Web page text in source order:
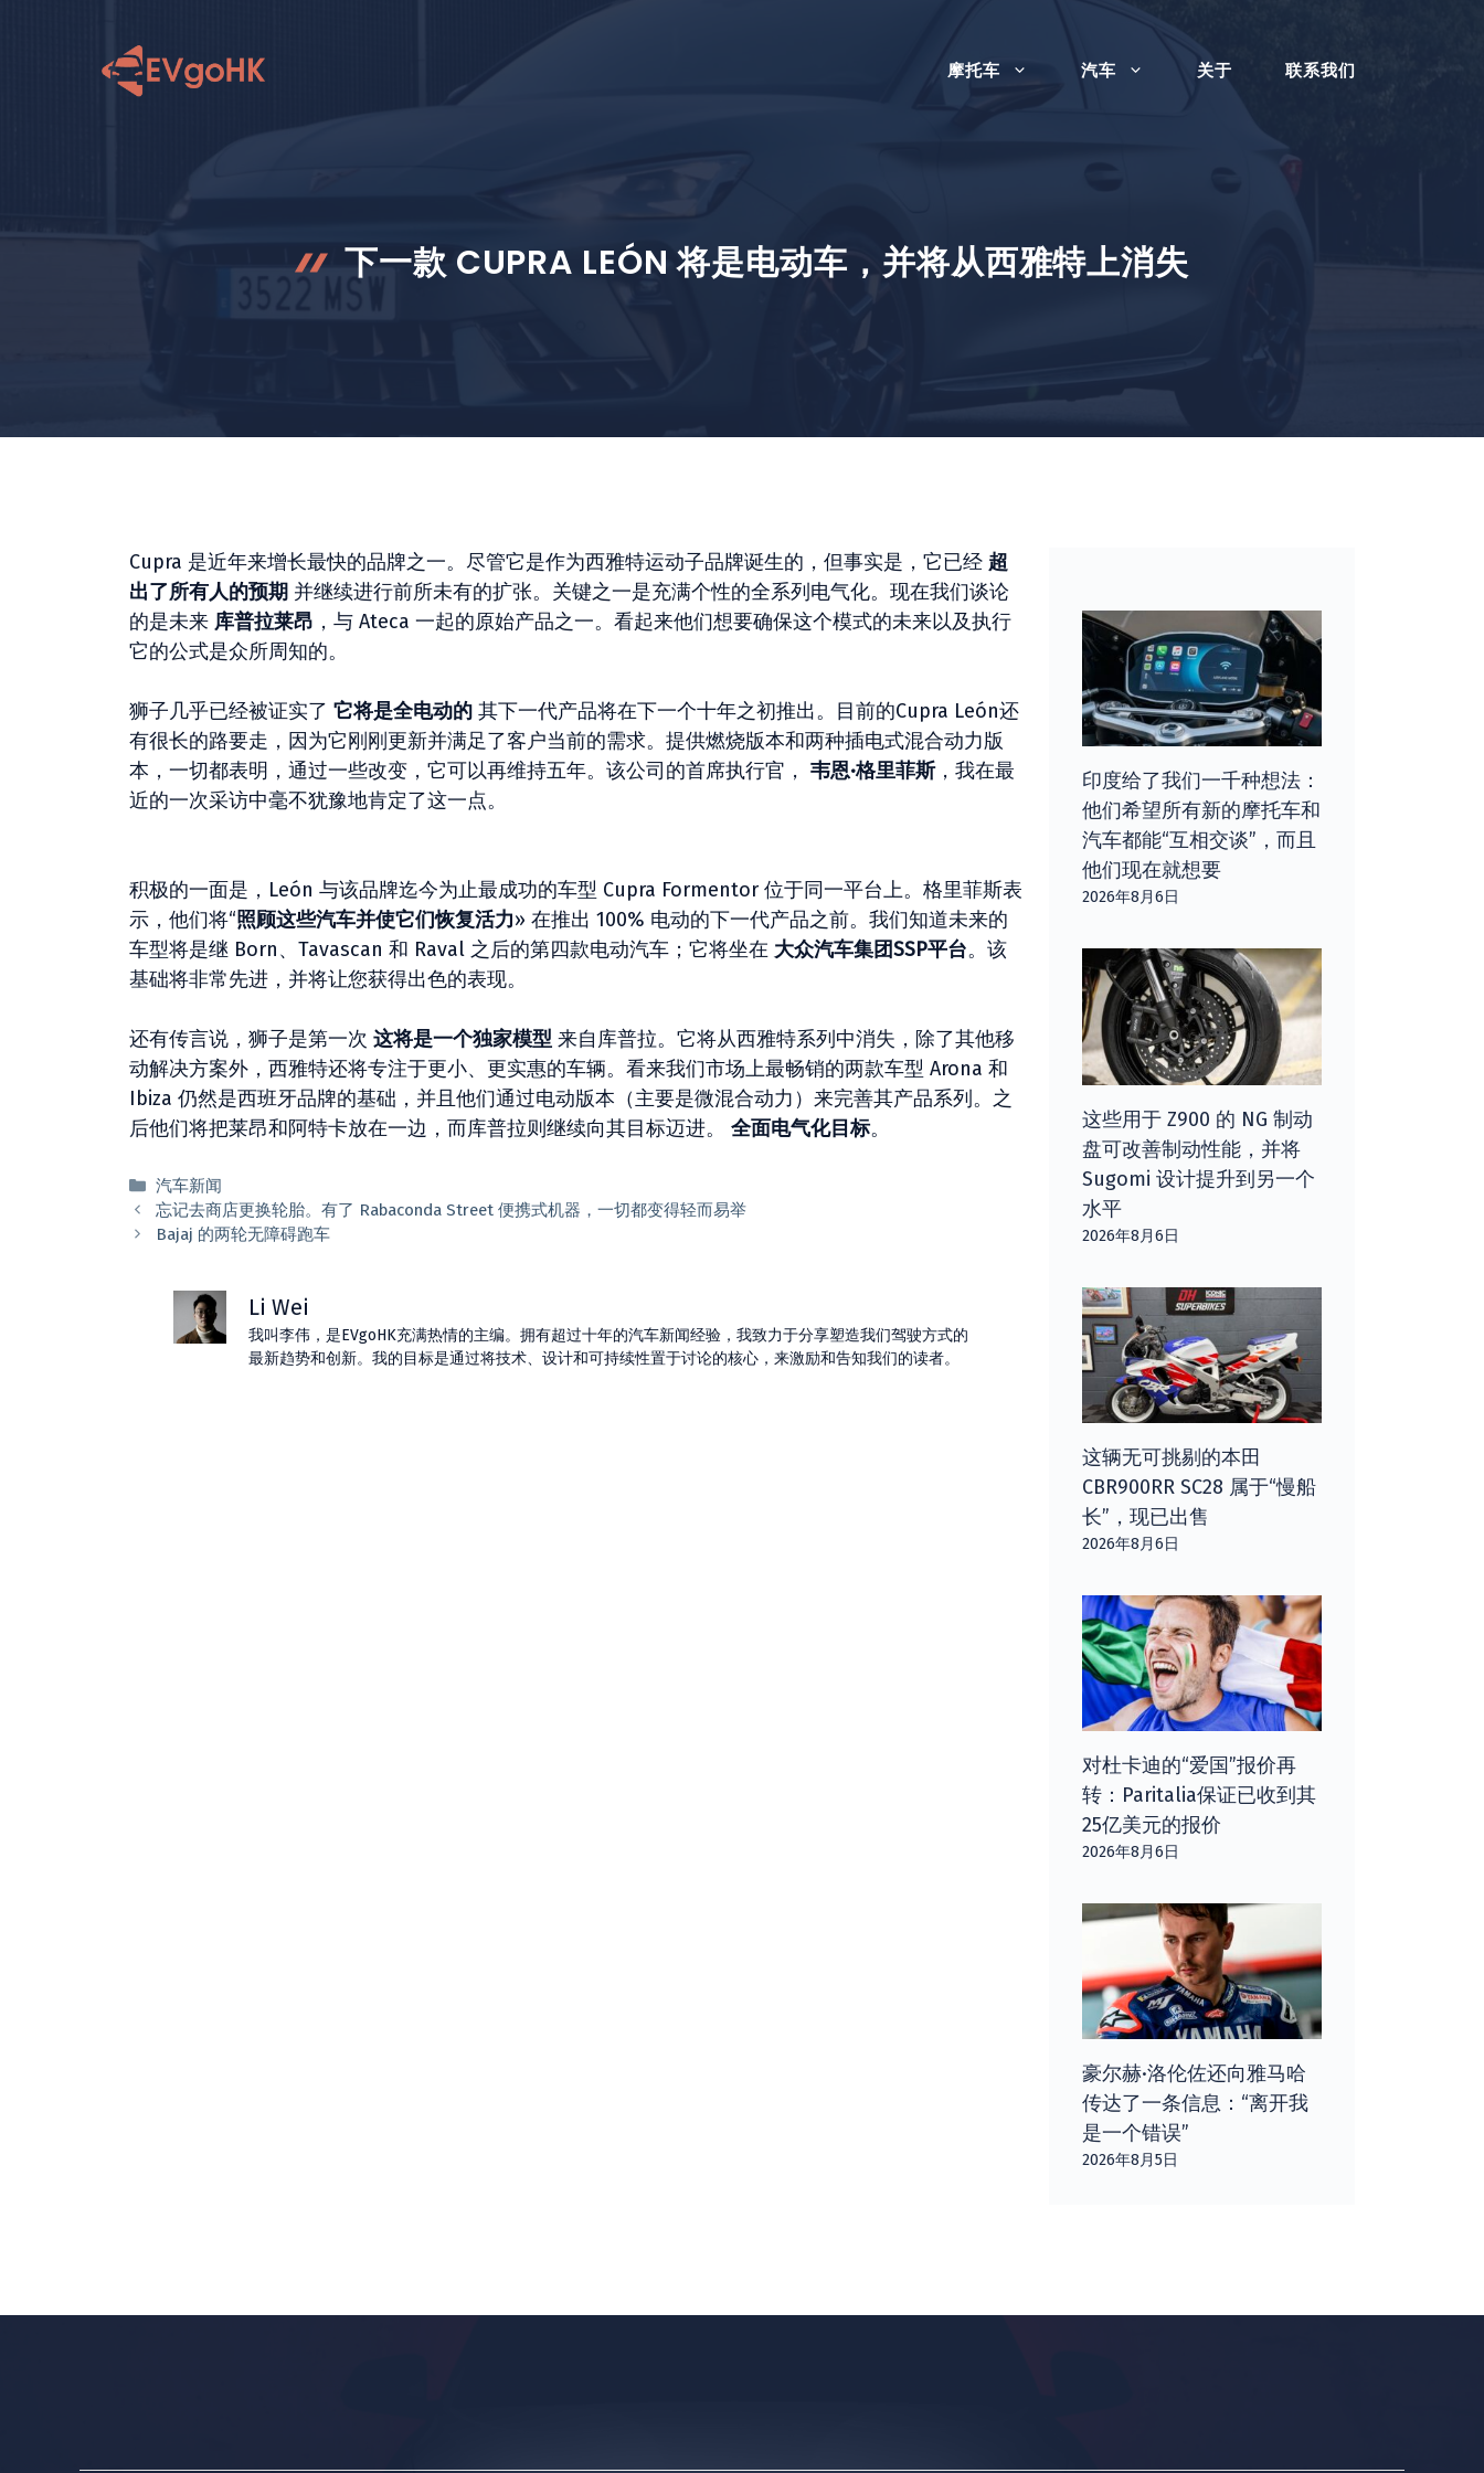
摩托车 汽车 关于 联系我们
下一款 CUPRA LEÓN 将是电动车，并将从西雅特上消失
Cupra 是近年来增长最快的品牌之一。尽管它是作为西雅特运动子品牌诞生的，但事实是，它已经 超
出了所有人的预期 并继续进行前所未有的扩张。关键之一是充满个性的全系列电气化。现在我们谈论
的是未来 库普拉莱昂 ，与 Ateca 一起的原始产品之一。看起来他们想要确保这个模式的未来以及执行
它的公式是众所周知的。
狮子几乎已经被证实了 它将是全电动的 其下一代产品将在下一个十年之初推出。目前的Cupra León还
有很长的路要走，因为它刚刚更新并满足了客户当前的需求。提供燃烧版本和两种插电式混合动力版
本，一切都表明，通过一些改变，它可以再维持五年。该公司的首席执行官， 韦恩·格里菲斯，我在最
近的一次采访中毫不犹豫地肯定了这一点。
积极的一面是，León 与该品牌迄今为止最成功的车型 Cupra Formentor 位于同一平台上。格里菲斯表
示，他们将“照顾这些汽车并使它们恢复活力» 在推出 100% 电动的下一代产品之前。我们知道未来的
车型将是继 Born、Tavascan 和 Raval 之后的第四款电动汽车；它将坐在 大众汽车集团SSP平台。该
基础将非常先进，并将让您获得出色的表现。
还有传言说，狮子是第一次 这将是一个独家模型 来自库普拉。它将从西雅特系列中消失，除了其他移
动解决方案外，西雅特还将专注于更小、更实惠的车辆。看来我们市场上最畅销的两款车型 Arona 和
Ibiza 仍然是西班牙品牌的基础，并且他们通过电动版本（主要是微混合动力）来完善其产品系列。之
后他们将把莱昂和阿特卡放在一边，而库普拉则继续向其目标迈进。 全面电气化目标。
分
类
汽车新闻
忘记去商店更换轮胎。有了 Rabaconda Street 便携式机器，一切都变得轻而易举
Bajaj 的两轮无障碍跑车
Li Wei
我叫李伟，是EVgoHK充满热情的主编。拥有超过十年的汽车新闻经验，我致力于分享塑造我们驾驶方式的
最新趋势和创新。我的目标是通过将技术、设计和可持续性置于讨论的核心，来激励和告知我们的读者。
印度给了我们一千种想法：
他们希望所有新的摩托车和
汽车都能“互相交谈”，而且
他们现在就想要
2026年8月6日
这些用于 Z900 的 NG 制动
盘可改善制动性能，并将
Sugomi 设计提升到另一个
水平
2026年8月6日
这辆无可挑剔的本田
CBR900RR SC28 属于“慢船
长”，现已出售
2026年8月6日
对杜卡迪的“爱国”报价再
转：Paritalia保证已收到其
25亿美元的报价
2026年8月6日
豪尔赫·洛伦佐还向雅马哈
传达了一条信息：“离开我
是一个错误”
2026年8月5日